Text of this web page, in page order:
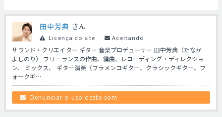
田中芳典 さん
Licença do site Aceitando
サウンド・クリエイター ギター 音楽プロデューサー 田中芳典（たなか
よしのり） フリーランスの作曲、編曲、レコーディング・ディレクショ
ン、 ミックス、 ギター演奏（フラメンコギター、クラシックギター、フ
ォークギ…
Denunciar o uso deste som